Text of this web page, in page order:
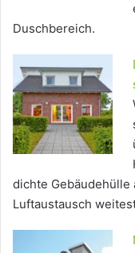
Duschbereich.
dichte Gebäudehülle
Luftaustausch